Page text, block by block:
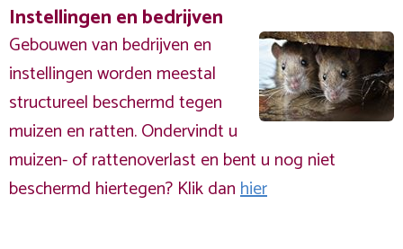
Instellingen en bedrijven
Gebouwen van bedrijven en
instellingen worden meestal
structureel beschermd tegen
muizen en ratten. Ondervindt u
muizen- of rattenoverlast en bent u nog niet
beschermd hiertegen? Klik danhier